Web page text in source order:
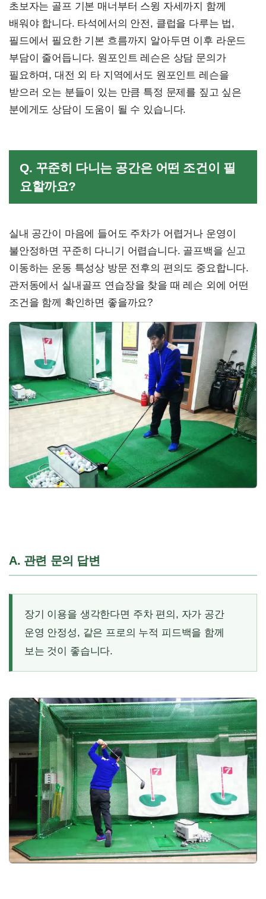
초보자는 골프 기본 매너부터 스윙 자세까지 함께
배워야 합니다. 타석에서의 안전, 클럽을 다루는 법,
필드에서 필요한 기본 흐름까지 알아두면 이후 라운드
부담이 줄어듭니다. 원포인트 레슨은 상담 문의가
필요하며, 대전 외 타 지역에서도 원포인트 레슨을
받으러 오는 분들이 있는 만큼 특정 문제를 짚고 싶은
분에게도 상담이 도움이 될 수 있습니다.
Q. 꾸준히 다니는 공간은 어떤 조건이 필
요할까요?
실내 공간이 마음에 들어도 주차가 어렵거나 운영이
불안정하면 꾸준히 다니기 어렵습니다. 골프백을 싣고
이동하는 운동 특성상 방문 전후의 편의도 중요합니다.
관저동에서 실내골프 연습장을 찾을 때 레슨 외에 어떤
조건을 함께 확인하면 좋을까요?
A. 관련 문의 답변
장기 이용을 생각한다면 주차 편의, 자가 공간
운영 안정성, 같은 프로의 누적 피드백을 함께
보는 것이 좋습니다.